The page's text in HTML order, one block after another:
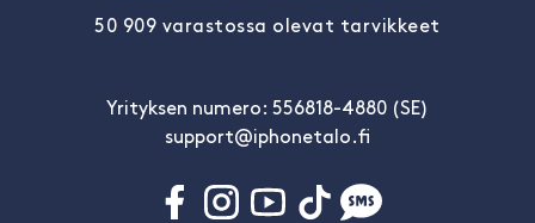
50 909 varastossa olevat tarvikkeet
Yrityksen numero: 556818-4880 (SE)
support@iphonetalo.fi